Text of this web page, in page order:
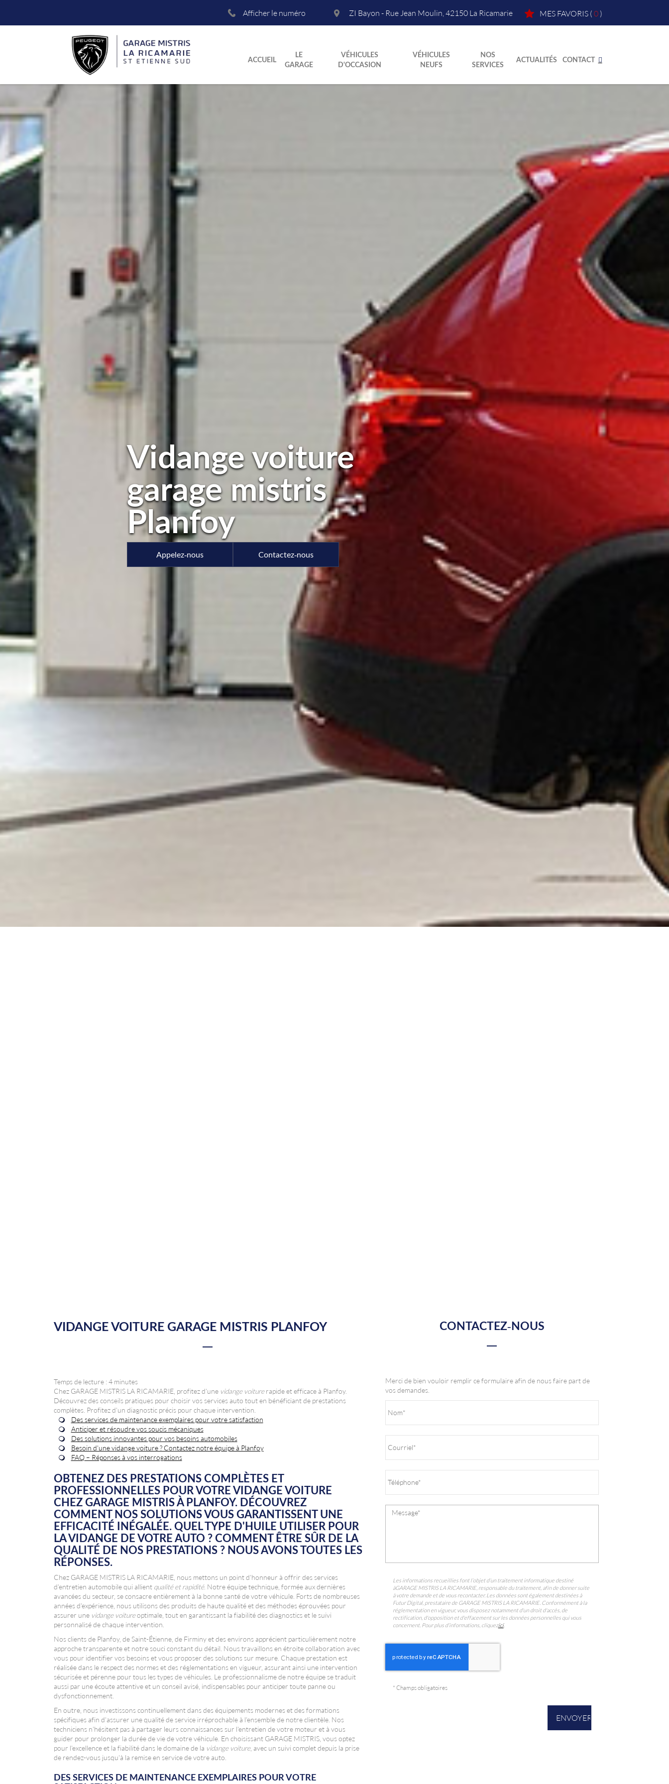
Vidange voiture
garage mistris
Planfoy
Appelez-nous Contactez-nous
Afficher le numéro ZI Bayon - Rue Jean Moulin ,42150 La Ricamarie MES FAVORIS( 0)
ACCUEIL
LE
GARAGE
VÉHICULES
D'OCCASION
VÉHICULES
NEUFS
NOS
SERVICES
ACTUALITÉS CONTACT
VIDANGE VOITURE GARAGE MISTRIS PLANFOY
Temps de lecture : 4 minutes
Chez GARAGE MISTRIS LA RICAMARIE, profitez d'une vidange voiturerapide et efficace à Planfoy.
Découvrez des conseils pratiques pour choisir vos services auto tout en bénéficiant de prestations
complètes. Profitez d'un diagnostic précis pour chaque intervention.
Des services de maintenance exemplaires pour votre satisfaction
Anticiper et résoudre vos soucis mécaniques
Des solutions innovantes pour vos besoins automobiles
Besoin d'une vidange voiture ? Contactez notre équipe à Planfoy
FAQ – Réponses à vos interrogations
OBTENEZ DES PRESTATIONS COMPLÈTES ET
PROFESSIONNELLES POUR VOTRE VIDANGE VOITURE
CHEZ GARAGE MISTRIS À PLANFOY. DÉCOUVREZ
COMMENT NOS SOLUTIONS VOUS GARANTISSENT UNE
EFFICACITÉ INÉGALÉE. QUEL TYPE D'HUILE UTILISER POUR
LA VIDANGE DE VOTRE AUTO ? COMMENT ÊTRE SÛR DE LA
QUALITÉ DE NOS PRESTATIONS ? NOUS AVONS TOUTES LES
RÉPONSES.
Chez GARAGE MISTRIS LA RICAMARIE, nous mettons un point d'honneur à offrir des services
d'entretien automobile qui allient qualité et rapidité. Notre équipe technique, formée aux dernières
avancées du secteur, se consacre entièrement à la bonne santé de votre véhicule. Forts de nombreuses
années d'expérience, nous utilisons des produits de haute qualité et des méthodes éprouvées pour
assurer une vidange voitureoptimale, tout en garantissant la fiabilité des diagnostics et le suivi
personnalisé de chaque intervention.
Nos clients de Planfoy, de Saint-Étienne, de Firminy et des environs apprécient particulièrement notre
approche transparente et notre souci constant du détail. Nous travaillons en étroite collaboration avec
vous pour identifier vos besoins et vous proposer des solutions sur mesure. Chaque prestation est
réalisée dans le respect des normes et des réglementations en vigueur, assurant ainsi une intervention
sécurisée et pérenne pour tous les types de véhicules. Le professionnalisme de notre équipe se traduit
aussi par une écoute attentive et un conseil avisé, indispensables pour anticiper toute panne ou
dysfonctionnement.
En outre, nous investissons continuellement dans des équipements modernes et des formations
spécifiques afin d'assurer une qualité de service irréprochable à l'ensemble de notre clientèle. Nos
techniciens n'hésitent pas à partager leurs connaissances sur l'entretien de votre moteur et à vous
guider pour prolonger la durée de vie de votre véhicule. En choisissant GARAGE MISTRIS, vous optez
pour l'excellence et la fiabilité dans le domaine de la vidange voiture, avec un suivi complet depuis la prise
de rendez-vous jusqu'à la remise en service de votre auto.
DES SERVICES DE MAINTENANCE EXEMPLAIRES POUR VOTRE
CONTACTEZ-NOUS
Merci de bien vouloir remplir ce formulaire afin de nous faire part de
vos demandes.
Les informations recueillies font l’objet d’un traitement informatique destiné
àGARAGE MISTRIS LA RICAMARIE, responsable du traitement, afin de donner suite
à votre demande et de vous recontacter. Les données sont également destinées à
Futur Digital, prestataire de GARAGE MISTRIS LA RICAMARIE. Conformément à la
réglementation en vigueur, vous disposez notamment d'un droit d'accès, de
rectification, d'opposition et d'effacement sur les données personnelles qui vous
concernent. Pour plus d’informations, cliquezici.
* Champs obligatoires